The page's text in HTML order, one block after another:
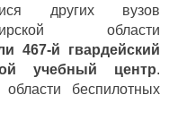
других вузов
области
467-й гвардейский
учебный центр.
беспилотных